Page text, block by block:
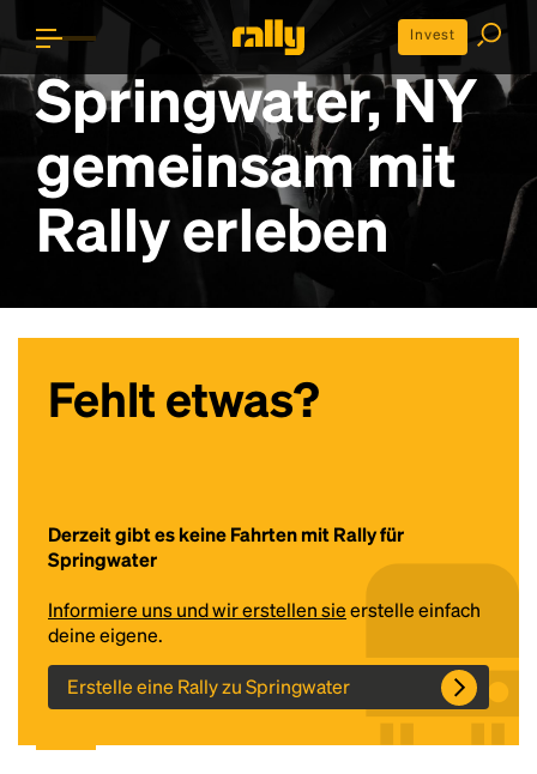
Invest
Springwater, NY
gemeinsam mit
Rally erleben
Fehlt etwas?
Derzeit gibt es keine Fahrten mit Rally für
Springwater
Informiere uns und wir erstellen sieerstelle einfach
deine eigene.
Erstelle eine Rally zu Springwater